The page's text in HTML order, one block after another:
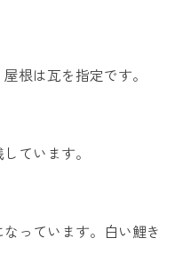
根は瓦を指定です。
ています。
っています。白い鯉き